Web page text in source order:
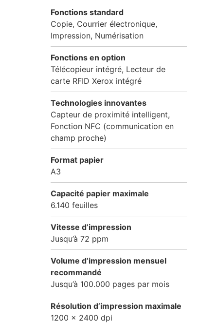
Fonctions standard
Copie, Courrier électronique,
Impression, Numérisation
Fonctions en option
Télécopieur intégré, Lecteur de
carte RFID Xerox intégré
Technologies innovantes
Capteur de proximité intelligent,
Fonction NFC (communication en
champ proche)
Format papier
A3
Capacité papier maximale
6.140 feuilles
Vitesse d’impression
Jusqu’à 72 ppm
Volume d’impression mensuel
recommandé
Jusqu’à 100.000 pages par mois
Résolution d’impression maximale
1200 x 2400 dpi